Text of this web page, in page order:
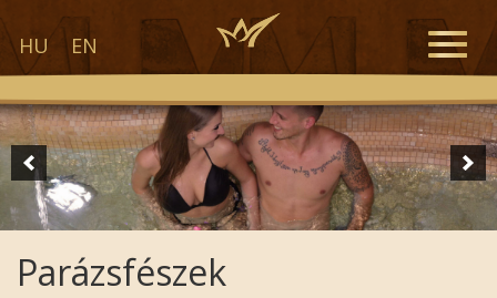
HU EN
Toggle
Parázsfészek